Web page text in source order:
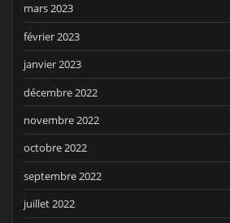
mars 2023
février 2023
janvier 2023
décembre 2022
novembre 2022
octobre 2022
septembre 2022
juillet 2022